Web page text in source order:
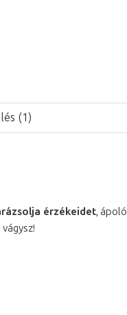
(1)
érzékeidet, ápoló